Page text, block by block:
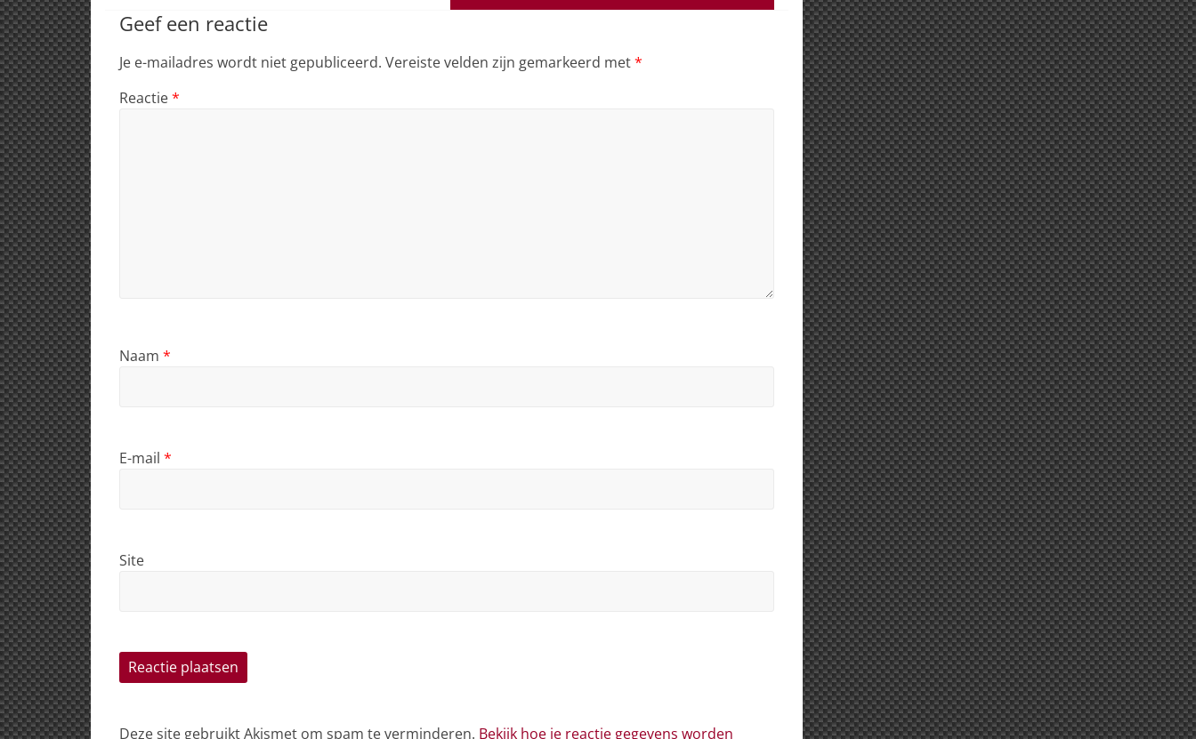
p o
o
k
n
Geef een reactie
Je e-mailadres wordt niet gepubliceerd. Vereiste velden zijn gemarkeerd met*
Reactie*
Naam *
E-mail *
Site
Deze site gebruikt Akismet om spam te verminderen. Bekijk hoe je reactie gegevens worden